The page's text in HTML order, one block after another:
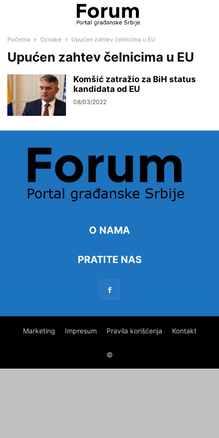
Početna Oznake Upućen zahtev čelnicima u EU
Upućen zahtev čelnicima u EU
Komšić zatražio za BiH status
kandidata od EU
08/03/2022
O NAMA
PRATITE NAS
Marketing Impresum Pravila korišćenja Kontakt
©